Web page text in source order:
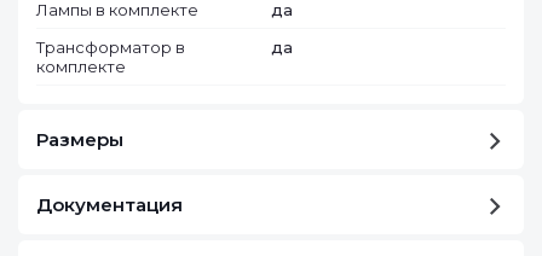
Лампы в комплекте
да
Трансформатор в
комплекте
да
Размеры
Документация